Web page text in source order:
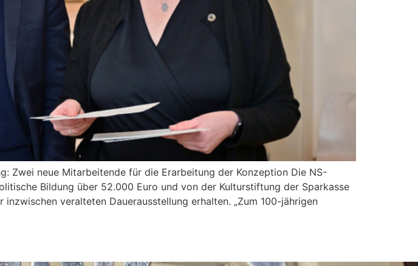
Zwei neue Mitarbeitende für die Erarbeitung der Konzeption Die NS-
Bildung über 52.000 Euro und von der Kulturstiftung der Sparkasse
veralteten Dauerausstellung erhalten. „Zum 100-jährigen